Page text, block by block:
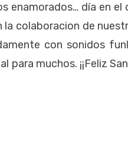
enamorados… día en
colaboracion de
con sonidos
muchos. ¡¡Feliz